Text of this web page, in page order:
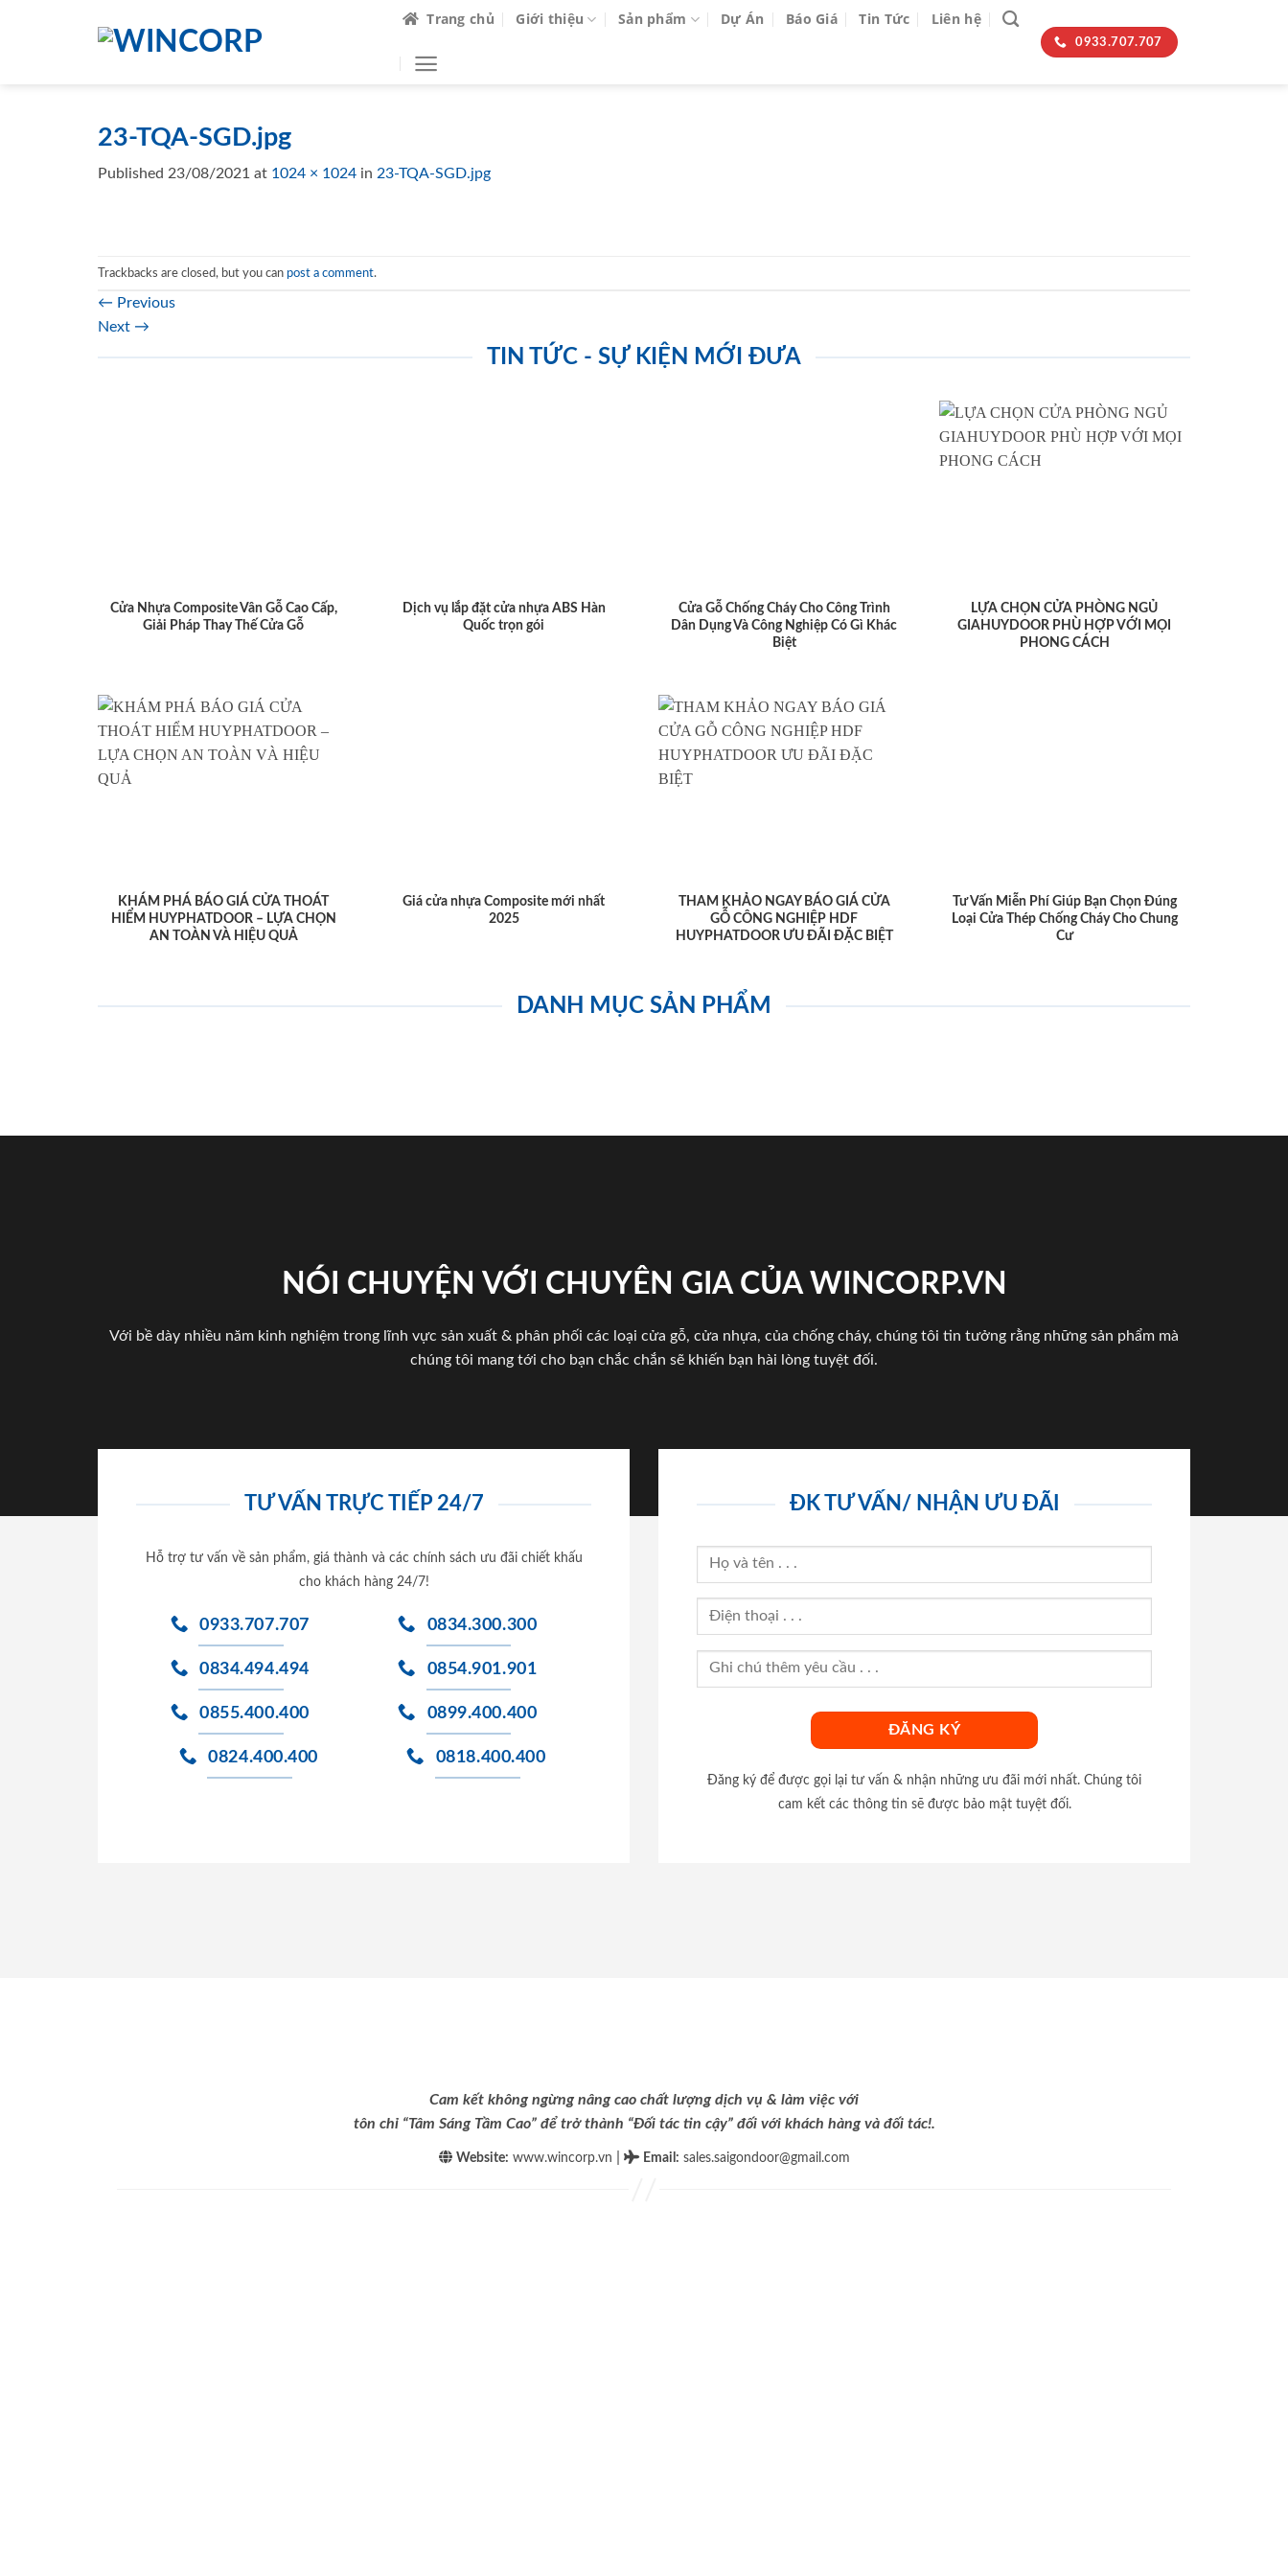
Trang chủ Giới thiệu Sản phẩm Dự Án Báo Giá Tin Tức Liên hệ
0933.707.707
23-TQA-SGD.jpg
Published 23/08/2021 at 1024 × 1024 in 23-TQA-SGD.jpg
Trackbacks are closed, but you can post a comment.
← Previous
Next →
TIN TỨC - SỰ KIỆN MỚI ĐƯA
Cửa Nhựa Composite Vân Gỗ Cao Cấp,
Giải Pháp Thay Thế Cửa Gỗ
Dịch vụ lắp đặt cửa nhựa ABS Hàn
Quốc trọn gói
Cửa Gỗ Chống Cháy Cho Công Trình
Dân Dụng Và Công Nghiệp Có Gì Khác
Biệt
LỰA CHỌN CỬA PHÒNG NGỦ
GIAHUYDOOR PHÙ HỢP VỚI MỌI
PHONG CÁCH
KHÁM PHÁ BÁO GIÁ CỬA THOÁT
HIỂM HUYPHATDOOR – LỰA CHỌN
AN TOÀN VÀ HIỆU QUẢ
Giá cửa nhựa Composite mới nhất
2025
THAM KHẢO NGAY BÁO GIÁ CỬA
GỖ CÔNG NGHIỆP HDF
HUYPHATDOOR ƯU ĐÃI ĐẶC BIỆT
Tư Vấn Miễn Phí Giúp Bạn Chọn Đúng
Loại Cửa Thép Chống Cháy Cho Chung
Cư
DANH MỤC SẢN PHẨM
NÓI CHUYỆN VỚI CHUYÊN GIA CỦA WINCORP.VN
Với bề dày nhiều năm kinh nghiệm trong lĩnh vực sản xuất & phân phối các loại cửa gỗ, cửa nhựa, của chống cháy, chúng tôi tin tưởng rằng những sản phẩm mà
chúng tôi mang tới cho bạn chắc chắn sẽ khiến bạn hài lòng tuyệt đối.
TƯ VẤN TRỰC TIẾP 24/7
Hỗ trợ tư vấn về sản phẩm, giá thành và các chính sách ưu đãi chiết khấu
cho khách hàng 24/7!
0933.707.707
0834.494.494
0855.400.400
0824.400.400
0834.300.300
0854.901.901
0899.400.400
0818.400.400
ĐK TƯ VẤN/ NHẬN ƯU ĐÃI
Đăng ký để được gọi lại tư vấn & nhận những ưu đãi mới nhất. Chúng tôi
cam kết các thông tin sẽ được bảo mật tuyệt đối.
Cam kết không ngừng nâng cao chất lượng dịch vụ & làm việc với
tôn chỉ “Tâm Sáng Tầm Cao” để trở thành “Đối tác tin cậy” đối với khách hàng và đối tác!.
Website: www.wincorp.vn Email : sales.saigondoor@gmail.com